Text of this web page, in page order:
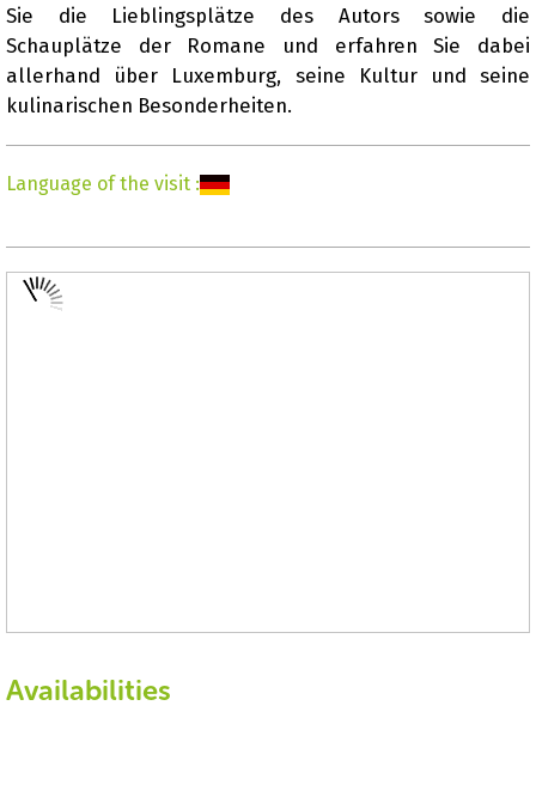
Sie die Lieblingsplätze des Autors sowie die
Schauplätze der Romane und erfahren Sie dabei
allerhand über Luxemburg, seine Kultur und seine
kulinarischen Besonderheiten.
Language of the visit :
Availabilities